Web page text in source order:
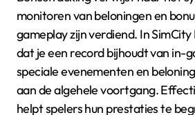
monitoren van beloningen en
gameplay zijn verdiend. In
dat je een record bijhoudt van in-
speciale evenementen en
aan de algehele voortgang.
helpt spelers hun prestaties te